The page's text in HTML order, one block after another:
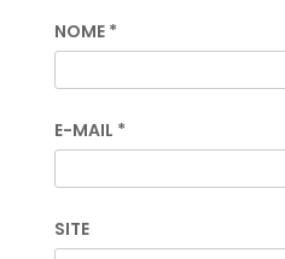
NOME *
E-MAIL *
SITE